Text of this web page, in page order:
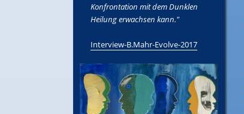
Konfrontation mit dem Dunklen
Heilung erwachsen kann."
Interview-B.Mahr-Evolve-2017